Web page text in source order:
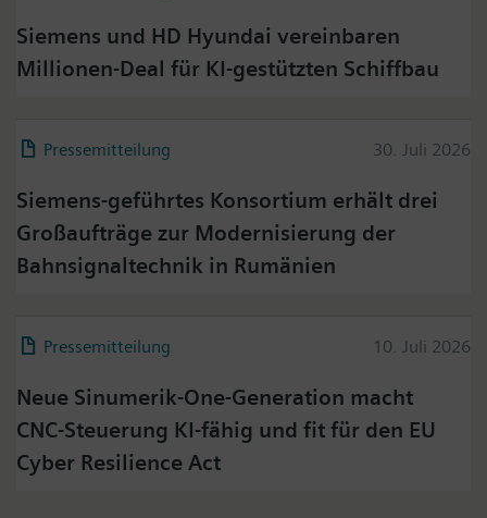
Siemens und HD Hyundai vereinbaren
Millionen-Deal für KI-gestützten Schiffbau
Pressemitteilung 30. Juli 2026
Siemens-geführtes Konsortium erhält drei
Großaufträge zur Modernisierung der
Bahnsignaltechnik in Rumänien
Pressemitteilung 10. Juli 2026
Neue Sinumerik-One-Generation macht
CNC‑Steuerung KI-fähig und fit für den EU
Cyber Resilience Act